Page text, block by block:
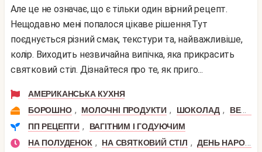
Але це не означає, що є тільки один вірний рецепт.
Нещодавно мені попалося цікаве рішення.Тут
поєднується різний смак, текстури та, найважливіше,
колір. Виходить незвичайна випічка, яка прикрасить
святковий стіл. Дізнайтеся про те, як приго...
АМЕРИКАНСЬКА КУХНЯ
БОРОШНО , МОЛОЧНІ ПРОДУКТИ , ШОКОЛАД ,
ВЕРШКОВЕ МАСЛО
ПП РЕЦЕПТИ ,
ВАГІТНИМ І ГОДУЮЧИМ
НА ПОЛУДЕНОК , НА СВЯТКОВИЙ СТІЛ , ДЕНЬ НАРОДЖЕННЯ